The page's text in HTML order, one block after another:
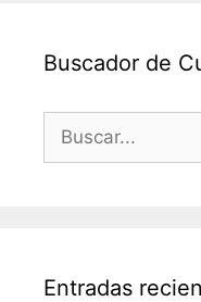
Buscador de
Entradas